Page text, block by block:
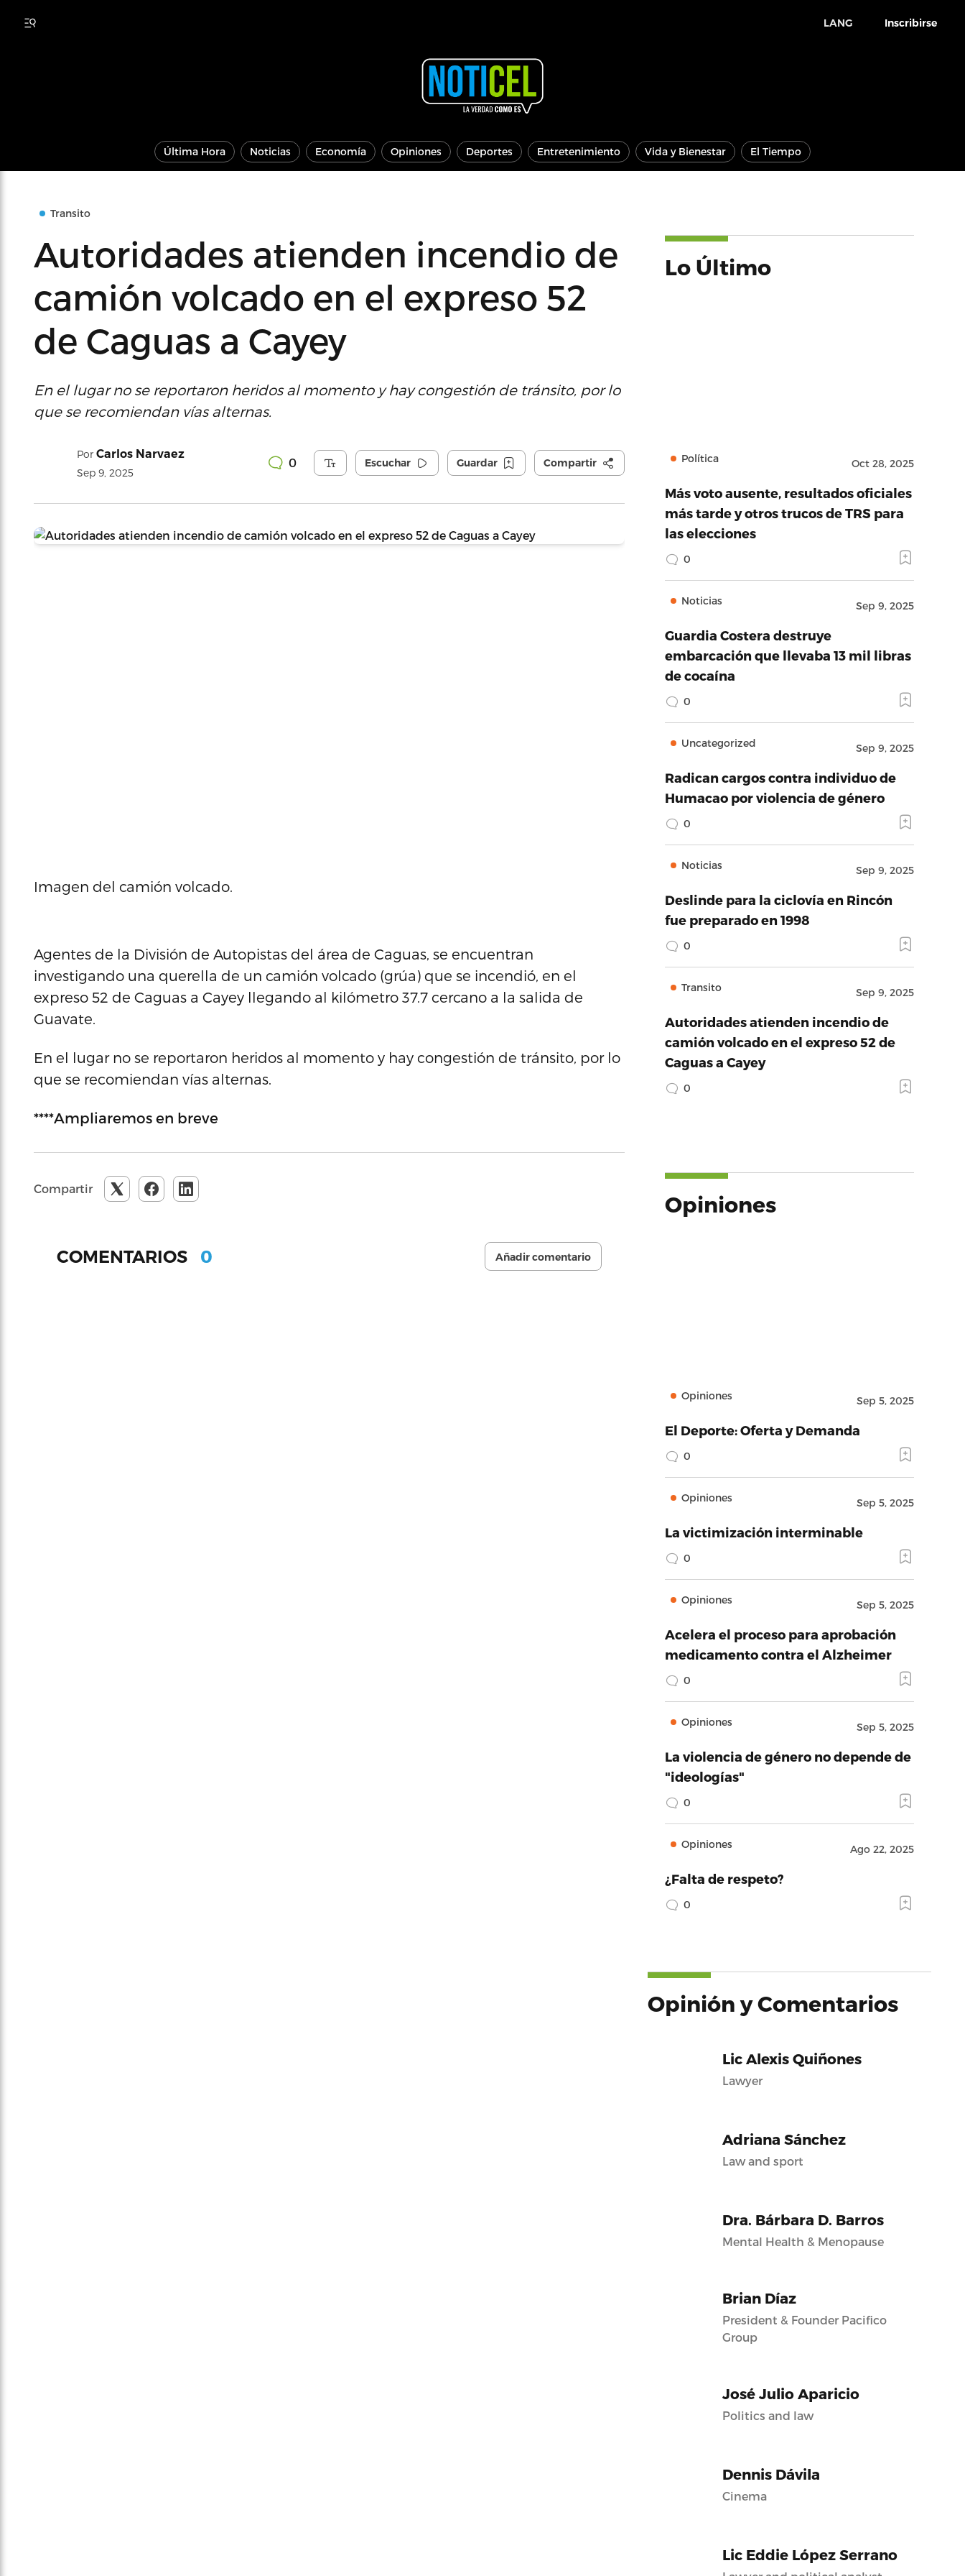
LANG Inscribirse
Última Hora Noticias Economía Opiniones Deportes Entretenimiento Vida y Bienestar El Tiempo
Transito
Autoridades atienden incendio de
camión volcado en el expreso 52
de Caguas a Cayey
En el lugar no se reportaron heridos al momento y hay congestión de tránsito, por lo
que se recomiendan vías alternas.
Por Carlos Narvaez
Sep 9, 2025
0 Escuchar Guardar Compartir
Imagen del camión volcado.
Agentes de la División de Autopistas del área de Caguas, se encuentran
investigando una querella de un camión volcado (grúa) que se incendió, en el
expreso 52 de Caguas a Cayey llegando al kilómetro 37.7 cercano a la salida de
Guavate.
En el lugar no se reportaron heridos al momento y hay congestión de tránsito, por lo
que se recomiendan vías alternas.
****Ampliaremos en breve
Compartir
COMENTARIOS 0 Añadir comentario
Lo Último
Política Oct 28, 2025
Más voto ausente, resultados oficiales
más tarde y otros trucos de TRS para
las elecciones
0
Noticias Sep 9, 2025
Guardia Costera destruye
embarcación que llevaba 13 mil libras
de cocaína
0
Uncategorized Sep 9, 2025
Radican cargos contra individuo de
Humacao por violencia de género
0
Noticias Sep 9, 2025
Deslinde para la ciclovía en Rincón
fue preparado en 1998
0
Transito Sep 9, 2025
Autoridades atienden incendio de
camión volcado en el expreso 52 de
Caguas a Cayey
0
Opiniones
Opiniones Sep 5, 2025
El Deporte: Oferta y Demanda
0
Opiniones Sep 5, 2025
La victimización interminable
0
Opiniones Sep 5, 2025
Acelera el proceso para aprobación
medicamento contra el Alzheimer
0
Opiniones Sep 5, 2025
La violencia de género no depende de
"ideologías"
0
Opiniones Ago 22, 2025
¿Falta de respeto?
0
Opinión y Comentarios
Lic Alexis Quiñones
Lawyer
Adriana Sánchez
Law and sport
Dra. Bárbara D. Barros
Mental Health & Menopause
Brian Díaz
President & Founder Pacifico
Group
José Julio Aparicio
Politics and law
Dennis Dávila
Cinema
Lic Eddie López Serrano